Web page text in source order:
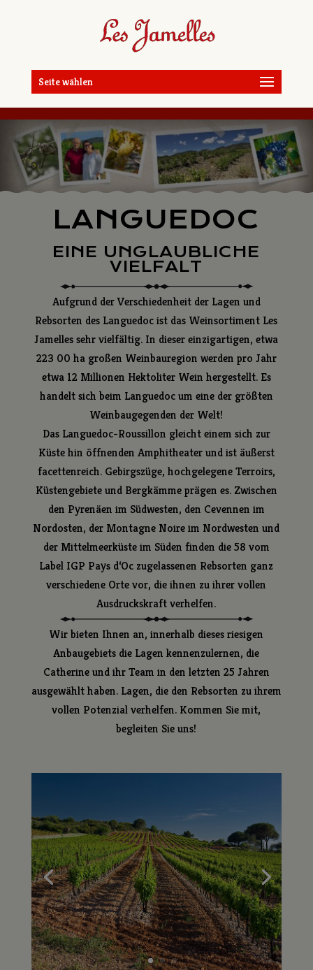
Seite wählen
LANGUEDOC
EINE UNGLAUBLICHE
VIELFALT
Aufgrund der Verschiedenheit der Lagen und
Rebsorten des Languedoc ist das Weinsortiment Les
Jamelles sehr vielfältig. In dieser einzigartigen, etwa
223 00 ha großen Weinbauregion werden pro Jahr
etwa 12 Millionen Hektoliter Wein hergestellt. Es
handelt sich beim Languedoc um eine der größten
Weinbaugegenden der Welt!
Das Languedoc-Roussillon gleicht einem sich zur
Küste hin öffnenden Amphitheater und ist äußerst
facettenreich. Gebirgszüge, hochgelegene Terroirs,
Küstengebiete und Bergkämme prägen es. Zwischen
den Pyrenäen im Südwesten, den Cevennen im
Nordosten, der Montagne Noire im Nordwesten und
der Mittelmeerküste im Süden finden die 58 vom
Label IGP Pays d‘Oc zugelassenen Rebsorten ganz
verschiedene Orte vor, die ihnen zu ihrer vollen
Ausdruckskraft verhelfen.
Wir bieten Ihnen an, innerhalb dieses riesigen
Anbaugebiets die Lagen kennenzulernen, die
Catherine und ihr Team in den letzten 25 Jahren
ausgewählt haben. Lagen, die den Rebsorten zu ihrem
vollen Potenzial verhelfen. Kommen Sie mit,
begleiten Sie uns!
LEGENDE
UNSERE WEINE
CABERNET SAUVIGNON
CABERNET-MERLOT
CARIGNAN
CARIGNAN LE BEILLOU
CHARDONNAY
CHARDONNAY BIO
GEWURZTRAMINER
GRENACHE BLANC
GRENACHE GRIS LA LAUZE DU MOULIN
GRENACHE ROUGE
GRENACHE VALLÉE DE LA BOULZANE
GRENACHE-SYRAH-MOURVÈDRE
MALBEC
MERLOT
MERLOT BIO
MOURVÈDRE LES TRAVERSES
MOURVÈDRE ROSÉ
MOURVÈDRE ROUGE
ROUSSANNE
SAUVIGNON BLANC
SYRAH GRENACHE
SYRAH VALLÉE DE LA BRETONNE
VERMENTINO